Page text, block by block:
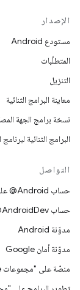
الإصدار
مستودع Android
المتطلّبات
التنزيل
معاينة البرامج الثنائية
نسخة برامج الجهة
البرامج الثنائية
التواصل
حساب ‎@Android على X
حساب ‎@AndroidDev على X
مدوّنة Android
مدوّنة أمان Google
منصّة على "مجموعات Google"